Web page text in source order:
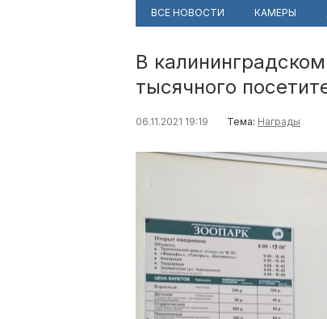
ВСЕ НОВОСТИ КАМЕРЫ
В
тысячного
06.11.2021 19:19 Тема: Награды